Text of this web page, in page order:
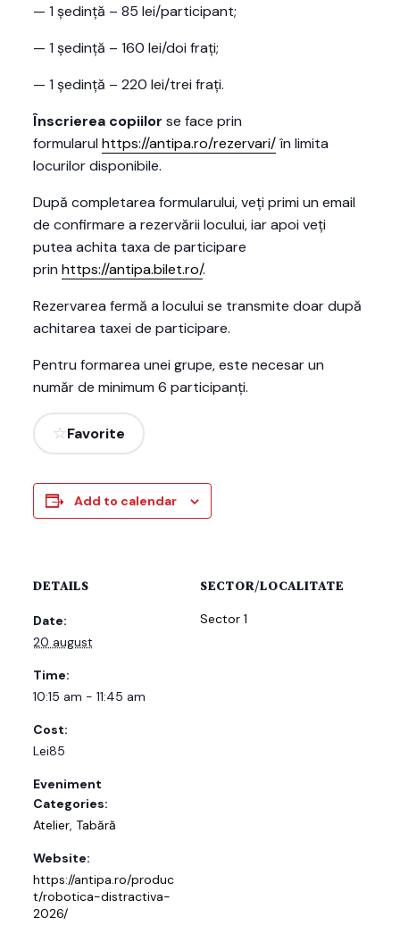
— 1 ședință – 85 lei/participant;
— 1 ședință – 160 lei/doi frați;
— 1 ședință – 220 lei/trei frați.
Înscrierea copiilor se face prin
formularul https://antipa.ro/rezervari/în limita
locurilor disponibile.
După completarea formularului, veți primi un email
de confirmare a rezervării locului, iar apoi veți
putea achita taxa de participare
prin https://antipa.bilet.ro/.
Rezervarea fermă a locului se transmite doar după
achitarea taxei de participare.
Pentru formarea unei grupe, este necesar un
număr de minimum 6 participanți.
Favorite
Add to calendar
DETAILS
Date:
20 august
Time:
10:15 am - 11:45 am
Cost:
Lei85
Eveniment
Categories:
Atelier, Tabără
Website:
https://antipa.ro/produc
t/robotica-distractiva-
2026/
SECTOR/LOCALITATE
Sector 1